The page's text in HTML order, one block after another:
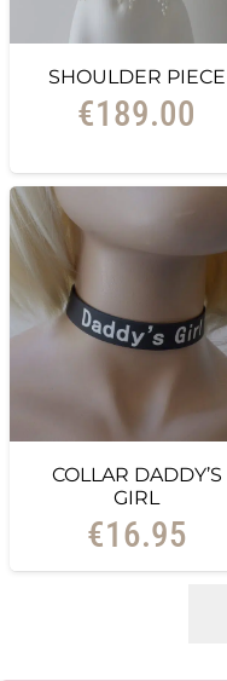
SHOULDER PIECE
€189.00
COLLAR DADDY’S
GIRL
€16.95